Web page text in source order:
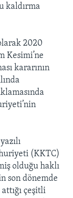
kaldırma
2020
Kesimi’ne
kararının
(KKTC)
olduğu haklı
son dönemde
çeşitli